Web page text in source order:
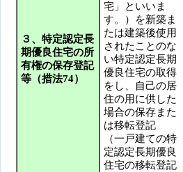
３、特定認定長
期優良住宅の所
有権の保存登記
等（措法74）
宅」といいま
す。）を新築ま
たは建築後使用
されたことのな
い特定認定長期
優良住宅の取得
をし、自己の居
住の用に供した
場合の保存また
は移転登記
（一戸建ての特
定認定長期優良
住宅の移転登記